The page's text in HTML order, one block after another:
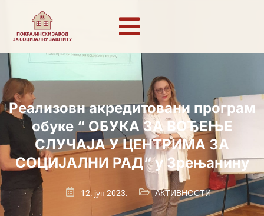
Реализовн акредитовани програм
обуке “ ОБУКА ЗА ВОЂЕЊЕ
СЛУЧАЈА У ЦЕНТРИМА ЗА
СОЦИЈАЛНИ РАД“ у Зрењанину
12. јун 2023. АКТИВНОСТИ